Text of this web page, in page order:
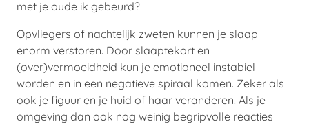
met je oude ik gebeurd?
Opvliegers of nachtelijk zweten kunnen je slaap
enorm verstoren. Door slaaptekort en
(over)vermoeidheid kun je emotioneel instabiel
worden en in een negatieve spiraal komen. Zeker als
ook je figuur en je huid of haar veranderen. Als je
omgeving dan ook nog weinig begripvolle reacties